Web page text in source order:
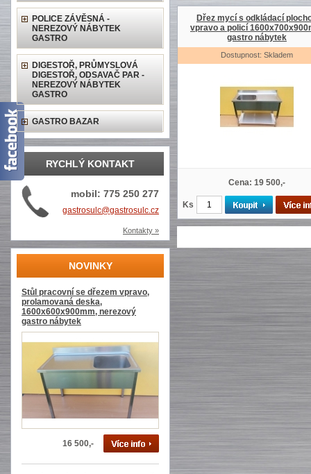
POLICE ZÁVĚSNÁ -
NEREZOVÝ NÁBYTEK
GASTRO
DIGESTOŘ, PRŮMYSLOVÁ
DIGESTOŘ, ODSAVAČ PAR -
NEREZOVÝ NÁBYTEK
GASTRO
GASTRO BAZAR
RYCHLÝ KONTAKT
mobil: 775 250 277
gastrosulc@gastrosulc.cz
Kontakty »
NOVINKY
Stůl pracovní se dřezem vpravo,
prolamovaná deska,
1600x600x900mm, nerezový
gastro nábytek
16 500,-
Dřez mycí s odkládací
vpravo a policí
gastro nábytek
Dostupnost: Skladem
Cena: 19 500,-
Ks